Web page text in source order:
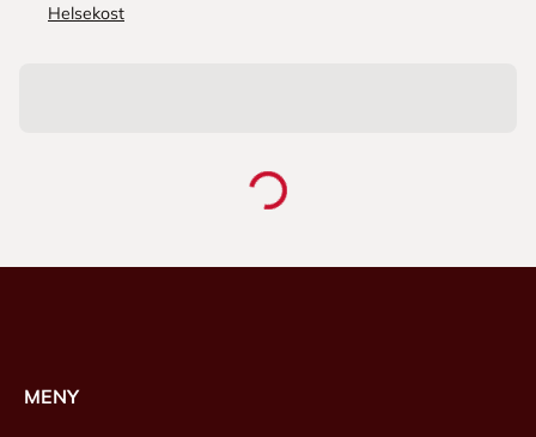
Helsekost
MENY